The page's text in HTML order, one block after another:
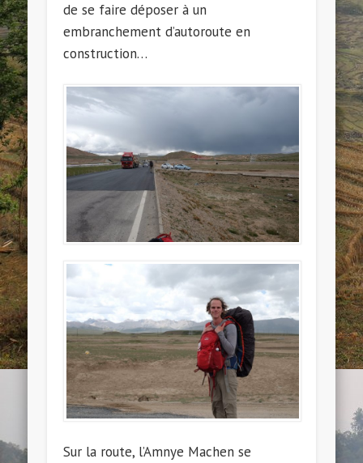
de se faire déposer à un
embranchement d’autoroute en
construction…
Sur la route, l’Amnye Machen se